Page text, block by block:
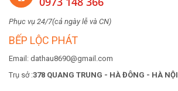
Phục vụ 24/7(cả ngày lễ và CN)
BẾP LỘC PHÁT
Email: dathau8690@gmail.com
Trụ sở :378 QUANG TRUNG - HÀ ĐÔNG - HÀ NỘI